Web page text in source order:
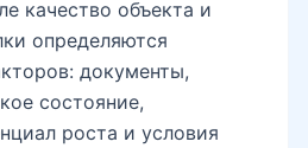
качество объекта и
определяются
документы,
состояние,
роста и условия